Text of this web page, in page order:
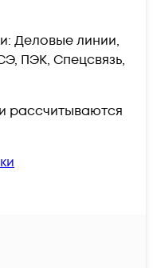
Деловые линии,
ПЭК, Спецсвязь,
рассчитываются